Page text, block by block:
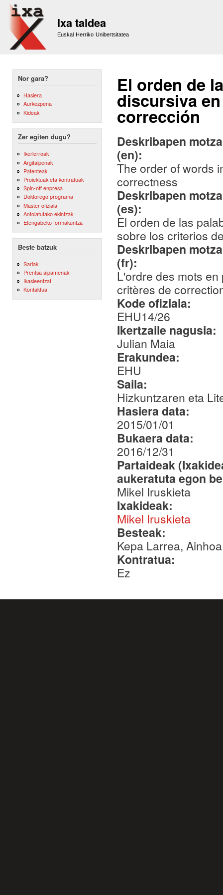
Ixa taldea
Euskal Herriko Unibertsitatea
Nor gara?
Hasiera
Aurkezpena
Kideak
Zer egiten dugu?
Ikerlerroak
Argitalpenak
Patenteak
Proiektuak eta kontratuak
Spin-off enpresa
Doktorego programa
Master ofiziala
Antolatutako ekintzak
Etengabeko formakuntza
Beste batzuk
Sariak
Prentsa aipamenak
Ikasleentzat
Kontaktua
El orden de
discursiva
corrección
Deskribapen
(en):
The order of words
correctness
Deskribapen
(es):
El orden de las
sobre los criterios
Deskribapen
(fr):
L'ordre des mots
critères de
Kode ofiziala:
EHU14/26
Ikertzaile nagusia:
Julian Maia
Erakundea:
EHU
Saila:
Hizkuntzaren eta
Hasiera data:
2015/01/01
Bukaera data:
2016/12/31
Partaideak
aukeratuta egon
Mikel Iruskieta
Ixakideak:
Mikel Iruskieta
Besteak:
Kepa Larrea,
Kontratua:
Ez